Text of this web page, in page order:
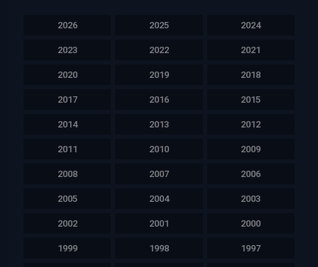
2026 2025 2024
2023 2022 2021
2020 2019 2018
2017 2016 2015
2014 2013 2012
2011 2010 2009
2008 2007 2006
2005 2004 2003
2002 2001 2000
1999 1998 1997